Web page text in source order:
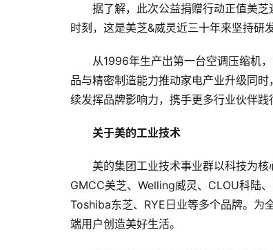
据了解，此次公益捐赠行动正值美
时刻，这是美芝&威灵近三十年来坚持研
从1996年生产出第一台空调压缩机
品与精密制造能力推动家电产业升级同
续发挥品牌影响力，携手更多行业伙伴
关于美的工业技术
美的集团工业技术事业群以科技为核
GMCC美芝、Welling威灵、CLOU科陆
Toshiba东芝、RYE日业等多个品牌。为
端用户创造美好生活。